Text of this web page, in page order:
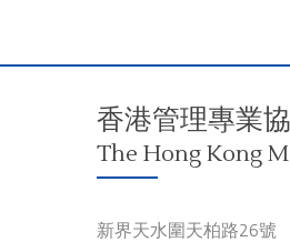
香港管理專業
The Hong Kong
新界天水圍天柏路26號